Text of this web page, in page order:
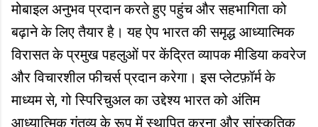
मोबाइल अनुभव प्रदान करते हुए पहुंच और सहभागिता को
बढ़ाने के लिए तैयार है। यह ऐप भारत की समृद्ध आध्यात्मिक
विरासत के प्रमुख पहलुओं पर केंद्रित व्यापक मीडिया कवरेज
और विचारशील फीचर्स प्रदान करेगा। इस प्लेटफ़ॉर्म के
माध्यम से, गो स्पिरिचुअल का उद्देश्य भारत को अंतिम
आध्यात्मिक गंतव्य के रूप में स्थापित करना और सांस्कृतिक